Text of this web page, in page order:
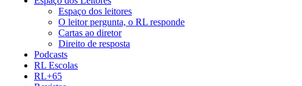
Espaço dos leitores
O leitor pergunta, o RL responde
Cartas ao diretor
Direito de resposta
Podcasts
RL Escolas
RL+65